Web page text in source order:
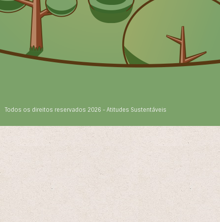
Todos os direitos reservados 2026 - Atitudes Sustentáveis